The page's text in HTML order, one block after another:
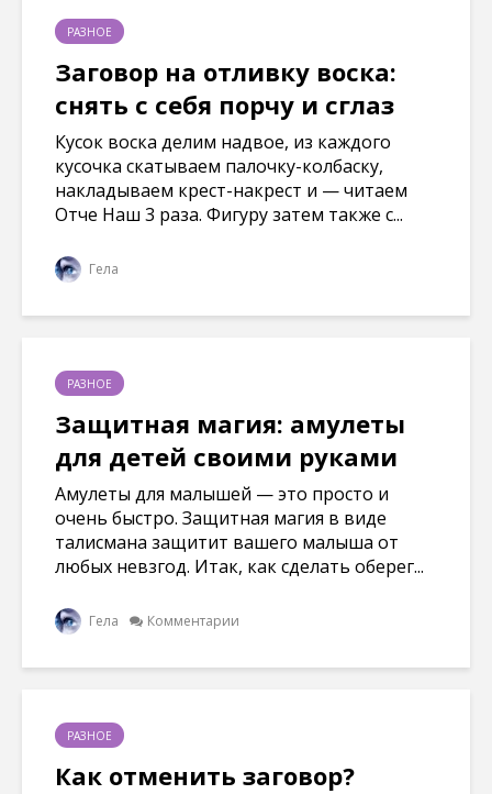
РАЗНОЕ
Заговор на отливку воска:
снять с себя порчу и сглаз
Кусок воска делим надвое, из каждого
кусочка скатываем палочку-колбаску,
накладываем крест-накрест и — читаем
Отче Наш 3 раза. Фигуру затем также с...
Гела
РАЗНОЕ
Защитная магия: амулеты
для детей своими руками
Амулеты для малышей — это просто и
очень быстро. Защитная магия в виде
талисмана защитит вашего малыша от
любых невзгод. Итак, как сделать оберег...
Гела Комментарии
РАЗНОЕ
Как отменить заговор?